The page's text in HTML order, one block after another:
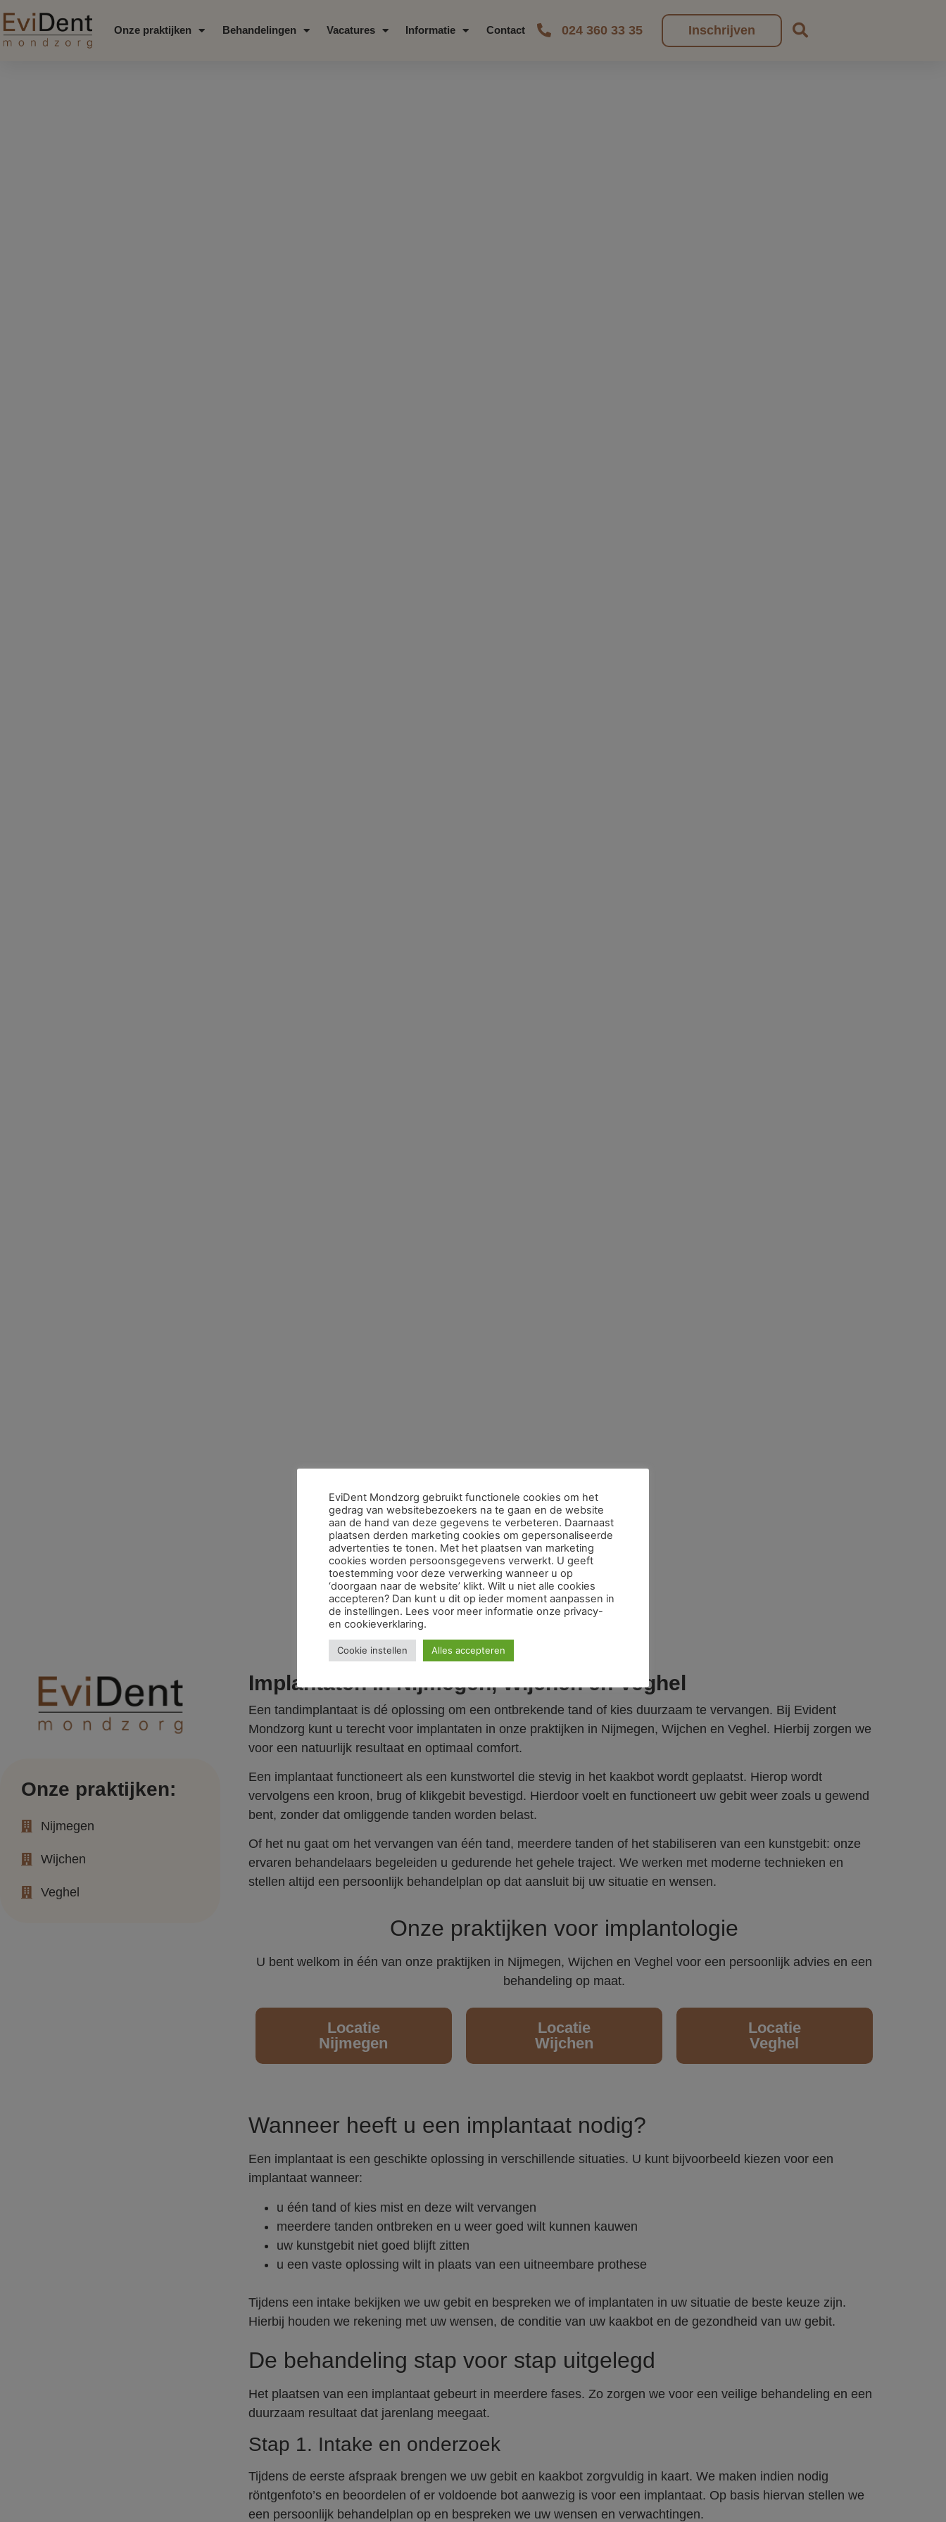
Onze praktijken Behandelingen Vacatures Informatie Contact 024 360 33 35 Inschrijven
Onze praktijken:
Nijmegen
Wijchen
Veghel
Implantaten in Nijmegen, Wijchen en Veghel
Een tandimplantaat is dé oplossing om een ontbrekende tand of kies duurzaam te vervangen. Bij Evident
Mondzorg kunt u terecht voor implantaten in onze praktijken in Nijmegen, Wijchen en Veghel. Hierbij zorgen we
voor een natuurlijk resultaat en optimaal comfort.
Een implantaat functioneert als een kunstwortel die stevig in het kaakbot wordt geplaatst. Hierop wordt
vervolgens een kroon, brug of klikgebit bevestigd. Hierdoor voelt en functioneert uw gebit weer zoals u gewend
bent, zonder dat omliggende tanden worden belast.
Of het nu gaat om het vervangen van één tand, meerdere tanden of het stabiliseren van een kunstgebit: onze
ervaren behandelaars begeleiden u gedurende het gehele traject. We werken met moderne technieken en
stellen altijd een persoonlijk behandelplan op dat aansluit bij uw situatie en wensen.
Onze praktijken voor implantologie
U bent welkom in één van onze praktijken in Nijmegen, Wijchen en Veghel voor een persoonlijk advies en een
behandeling op maat.
Locatie
Nijmegen
Locatie
Wijchen
Locatie
Veghel
Wanneer heeft u een implantaat nodig?
Een implantaat is een geschikte oplossing in verschillende situaties. U kunt bijvoorbeeld kiezen voor een
implantaat wanneer:
u één tand of kies mist en deze wilt vervangen
meerdere tanden ontbreken en u weer goed wilt kunnen kauwen
uw kunstgebit niet goed blijft zitten
u een vaste oplossing wilt in plaats van een uitneembare prothese
Tijdens een intake bekijken we uw gebit en bespreken we of implantaten in uw situatie de beste keuze zijn.
Hierbij houden we rekening met uw wensen, de conditie van uw kaakbot en de gezondheid van uw gebit.
De behandeling stap voor stap uitgelegd
Het plaatsen van een implantaat gebeurt in meerdere fases. Zo zorgen we voor een veilige behandeling en een
duurzaam resultaat dat jarenlang meegaat.
Stap 1. Intake en onderzoek
Tijdens de eerste afspraak brengen we uw gebit en kaakbot zorgvuldig in kaart. We maken indien nodig
röntgenfoto’s en beoordelen of er voldoende bot aanwezig is voor een implantaat. Op basis hiervan stellen we
een persoonlijk behandelplan op en bespreken we uw wensen en verwachtingen.
EviDent Mondzorg gebruikt functionele cookies om het
gedrag van websitebezoekers na te gaan en de website
aan de hand van deze gegevens te verbeteren. Daarnaast
plaatsen derden marketing cookies om gepersonaliseerde
advertenties te tonen. Met het plaatsen van marketing
cookies worden persoonsgegevens verwerkt. U geeft
toestemming voor deze verwerking wanneer u op
‘doorgaan naar de website’ klikt. Wilt u niet alle cookies
accepteren? Dan kunt u dit op ieder moment aanpassen in
de instellingen. Lees voor meer informatie onze privacy-
en cookieverklaring.
Cookie instellen Alles accepteren